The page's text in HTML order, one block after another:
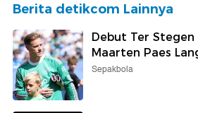
Berita detikcom Lainnya
Debut Ter Stegen
Maarten Paes
Sepakbola